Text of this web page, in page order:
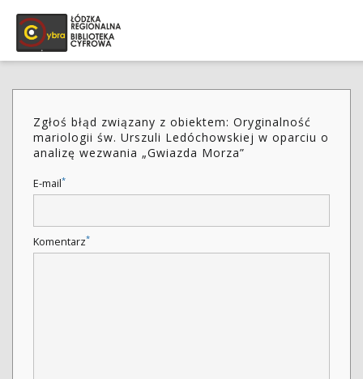
Zgłoś błąd związany z obiektem: Oryginalność
mariologii św. Urszuli Ledóchowskiej w oparciu o
analizę wezwania „Gwiazda Morza”
E-mail*
Komentarz*